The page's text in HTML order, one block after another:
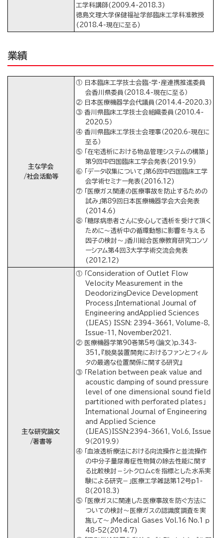
工学科講師(2009.4-2018.3)
徳島文理大学保健福祉学部臨床工学科准教授
(2018.4-現在に至る)
業績
主な学会
/社会活動等
① 日本臨床工学技士会臨・学・産連携推進委員
会香川県委員（2018.4-現在に至る）
② 日本医療機器学会代議員（2014.4-2020.3）
③ 香川県臨床工学技士会組織委員（2010.4-
2020.5）
④ 香川県臨床工学技士会理事（2020.6-現在に
至る）
⑤ 「在宅透析における物品管理システムの構築」
第9回中四国臨床工学会発表（2019.9）
⑥ 「データ収集について」第6回中四国臨床工学
会学術セミナー発表(2016.12)
⑦ 「医療ガス関連の医療事故を防止するための
試み」第89回日本医療機器学会大会発表
(2014.6)
⑧ 「糖尿病患者さんに安心して透析を受けて頂く
ために～透析中の循環動態に影響を与える
因子の検討～」香川総合医療教育研究コンソ
ーシアム第4回3大学学術交流会発表
(2012.12)
主な研究論文
/著書等
① 「Consideration of Outlet Flow
Velocity Measurement in the
DeodorizingDevice Development
Process」International Journal of
Engineering andApplied Sciences
(IJEAS) ISSN: 2394-3661, Volume-8,
Issue-11, November2021.
② 医療機器学第90巻第5号（論文）p.343-
351，『脱臭装置開発におけるファンとフィル
タの最適な位置関係に関する研究』
③ 「Relation between peak value and
acoustic damping of sound pressure
level of one dimensional sound field
partitioned with perforated plates」
International Journal of Engineering
and Applied Science
(IJEAS)ISSN:2394-3661, Vol.6, Issue
9（2019.9）
④ 「血液透析療法における向流操作と並流操作
の中分子量尿毒症性物質の除去性能に関す
る比較検討－シトクロムcを指標とした水系実
験による研究－」医療工学雑誌第12号p1-
8(2018.3)
⑤ 「医療ガスに関連した医療事故を防ぐ方法に
ついての検討～医療ガスの認識度調査を実
施して～」Medical Gases Vol.16 No.1 ｐ
48-52(2014.7)